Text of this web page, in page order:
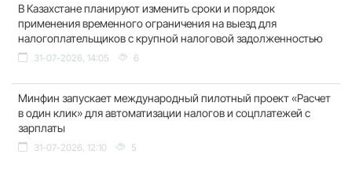
В Казахстане планируют изменить сроки и порядок
применения временного ограничения на выезд для
налогоплательщиков с крупной налоговой задолженностью
31-07-2026, 14:05 6
Минфин запускает международный пилотный проект «Расчет
в один клик» для автоматизации налогов и соцплатежей с
зарплаты
31-07-2026, 12:10 5